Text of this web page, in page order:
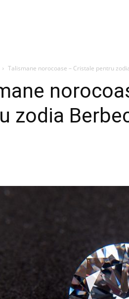
Talismane norocoase – Cristale pentru
zodia